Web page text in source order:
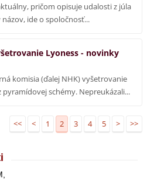
pričom opisuje udalosti z júla
ide o spoločnosť...
Lyoness - novinky
komisia (ďalej NHK) vyšetrovanie
schémy. Nepreukázali...
<< < 1 2 3 4 5 > >>